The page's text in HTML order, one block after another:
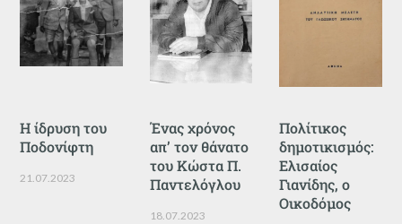
Η ίδρυση του
Ποδονίφτη
21.07.2023
Ένας χρόνος
απ’ τον θάνατο
του Κώστα Π.
Παντελόγλου
18.07.2023
Πολίτικος
δημοτικισμός:
Ελισαίος
Γιανίδης, ο
Οικοδόμος